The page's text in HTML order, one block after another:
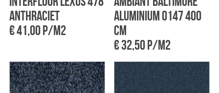
Anthraciet
€ 41,00 p/m2
Aluminium 0147 400
cm
€ 32,50 p/m2